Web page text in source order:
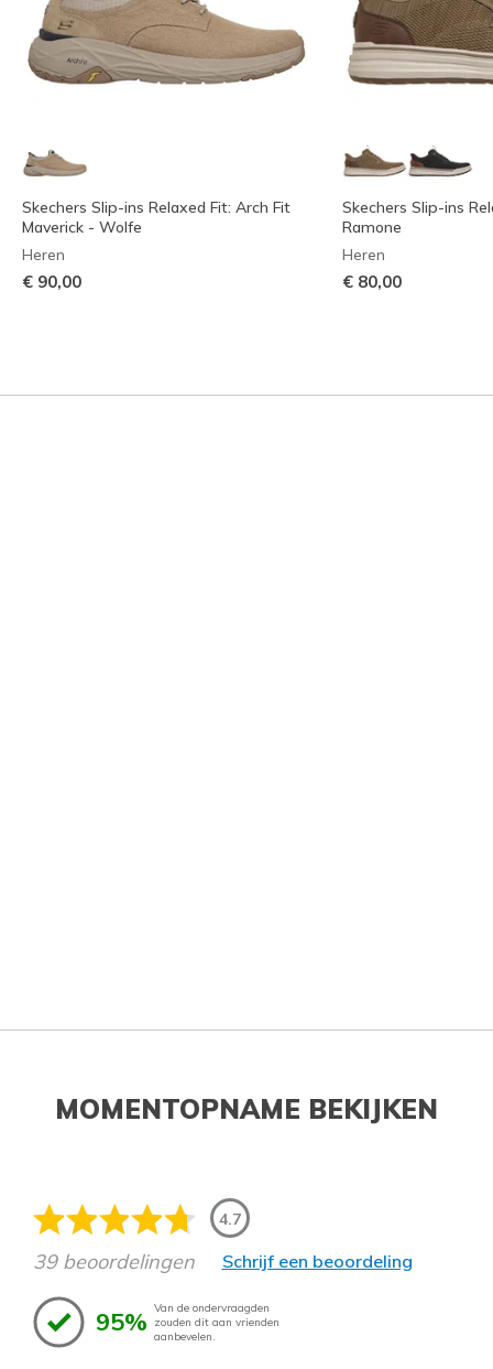
Skechers Slip-ins Relaxed Fit: Arch Fit
Maverick - Wolfe
Heren
€ 90,00
Skechers Slip-ins
Ramone
Heren
€ 80,00
MOMENTOPNAME BEKIJKEN
4.7
39 beoordelingen Schrijf een beoordeling
95% Van de ondervraagden
zouden dit aan vrienden
aanbevelen.